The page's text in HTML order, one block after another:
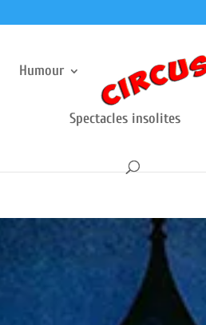
Humour
Spectacles insolites